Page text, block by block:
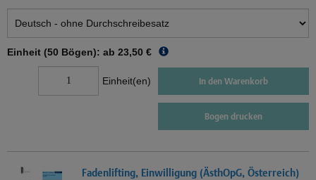
Einheit (50 Bögen): ab 23,50 €
Einheit(en) In den Warenkorb
Bogen drucken
Fadenlifting, Einwilligung (ÄsthOpG, Österreich)